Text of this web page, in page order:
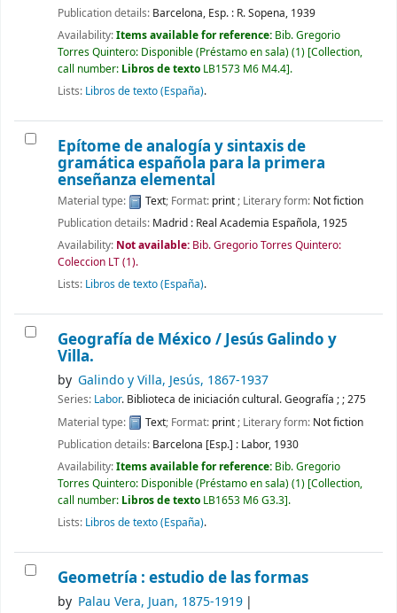
Publication details: Barcelona, Esp. : R. Sopena, 1939
Availability:Items available for reference: Bib. Gregorio
Torres Quintero: Disponible (Préstamo en sala)(1) Collection,
call number: Libros de texto LB1573 M6 M4.4 .
Lists: Libros de texto (España).
Epítome de analogía y sintaxis de
gramática española para la primera
enseñanza elemental
Material type: Text; Format: print; Literary form: Not fiction
Publication details: Madrid : Real Academia Española, 1925
Availability: Not available: Bib. Gregorio Torres Quintero:
Coleccion LT(1).
Lists: Libros de texto (España).
Geografía de México /Jesús Galindo y
Villa.
by Galindo y Villa, Jesús, 1867-1937
Series: Labor. Biblioteca de iniciación cultural. Geografía ; ; 275
Material type:
Text; Format: print ; Literary form: Not fiction
Publication details: Barcelona [Esp.] : Labor, 1930
Availability:Items available for reference: Bib. Gregorio
Torres Quintero: Disponible (Préstamo en sala)(1) Collection,
call number: Libros de texto LB1653 M6 G3.3 .
Lists: Libros de texto (España).
Geometría : estudio de las formas
by Palau Vera, Juan, 1875-1919